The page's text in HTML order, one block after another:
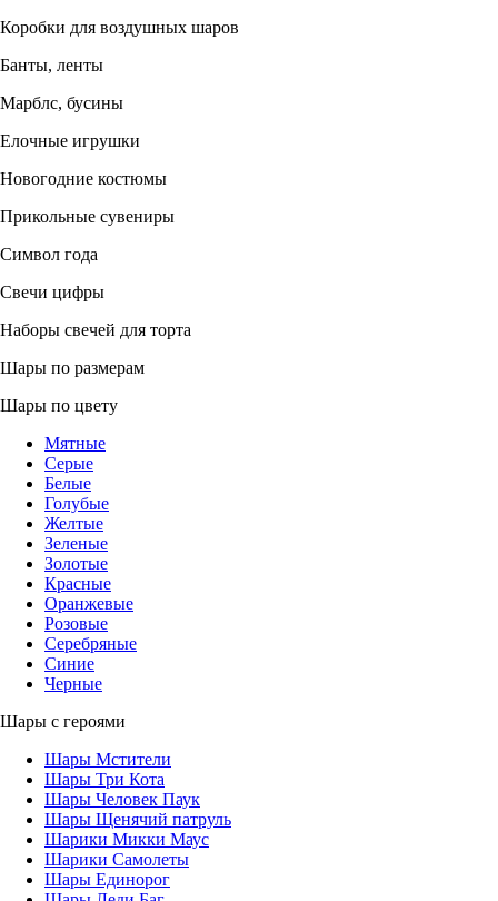
Коробки для воздушных шаров
Банты, ленты
Марблс, бусины
Елочные игрушки
Новогодние костюмы
Прикольные сувениры
Символ года
Свечи цифры
Наборы свечей для торта
Шары по размерам
Шары по цвету
Мятные
Серые
Белые
Голубые
Желтые
Зеленые
Золотые
Красные
Оранжевые
Розовые
Серебряные
Синие
Черные
Шары с героями
Шары Мстители
Шары Три Кота
Шары Человек Паук
Шары Щенячий патруль
Шарики Микки Маус
Шарики Самолеты
Шары Единорог